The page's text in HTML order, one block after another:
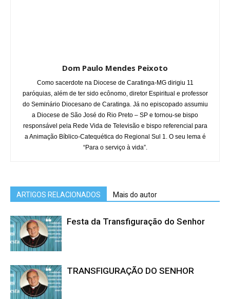
Dom Paulo Mendes Peixoto
Como sacerdote na Diocese de Caratinga-MG dirigiu 11
paróquias, além de ter sido ecônomo, diretor Espiritual e professor
do Seminário Diocesano de Caratinga. Já no episcopado assumiu
a Diocese de São José do Rio Preto – SP e tornou-se bispo
responsável pela Rede Vida de Televisão e bispo referencial para
a Animação Bíblico-Catequética do Regional Sul 1. O seu lema é
“Para o serviço à vida”.
ARTIGOS RELACIONADOS Mais do autor
Festa da Transfiguração do Senhor
TRANSFIGURAÇÃO DO SENHOR